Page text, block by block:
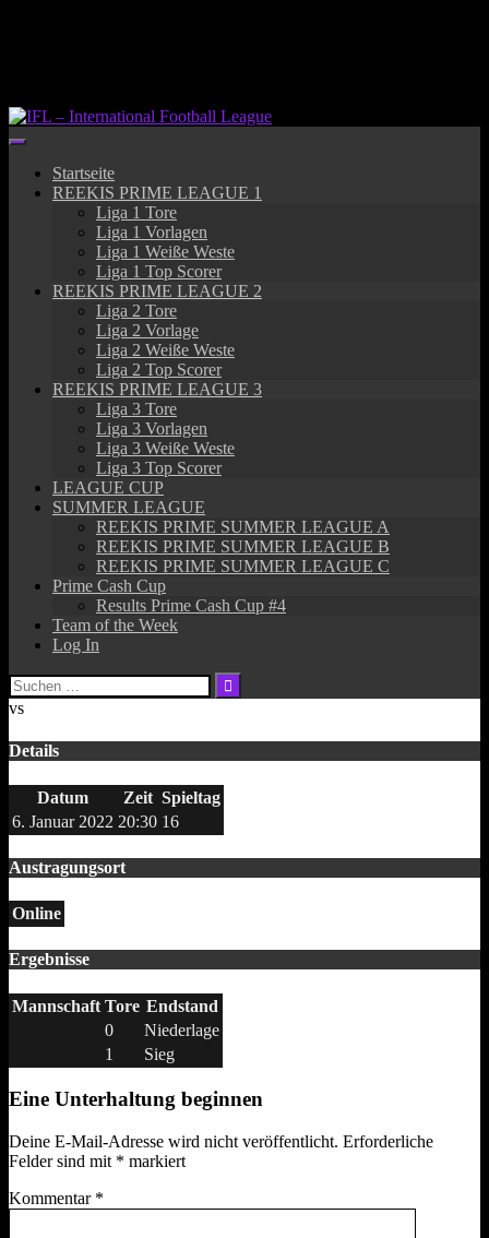
Startseite
REEKIS PRIME LEAGUE 1
Liga 1 Tore
Liga 1 Vorlagen
Liga 1 Weiße Weste
Liga 1 Top Scorer
REEKIS PRIME LEAGUE 2
Liga 2 Tore
Liga 2 Vorlage
Liga 2 Weiße Weste
Liga 2 Top Scorer
REEKIS PRIME LEAGUE 3
Liga 3 Tore
Liga 3 Vorlagen
Liga 3 Weiße Weste
Liga 3 Top Scorer
LEAGUE CUP
SUMMER LEAGUE
REEKIS PRIME SUMMER LEAGUE A
REEKIS PRIME SUMMER LEAGUE B
REEKIS PRIME SUMMER LEAGUE C
Prime Cash Cup
Results Prime Cash Cup #4
Team of the Week
Log In
Suchen
nach:
vs
Details
Datum Zeit Spieltag
6. Januar 2022 20:30 16
Austragungsort
Online
Ergebnisse
Mannschaft Tore Endstand
0
Niederlage
1
Sieg
Eine Unterhaltung beginnen
Deine E-Mail-Adresse wird nicht veröffentlicht. Erforderliche
Felder sind mit * markiert
Kommentar *